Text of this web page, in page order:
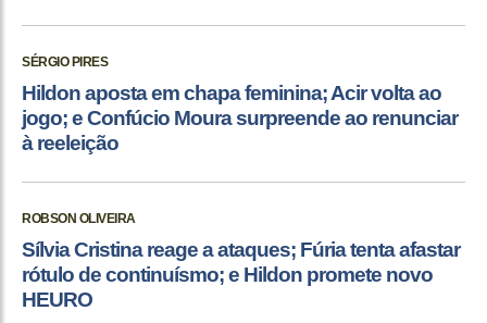
SÉRGIO PIRES
Hildon aposta em chapa feminina; Acir volta ao
jogo; e Confúcio Moura surpreende ao renunciar
à reeleição
ROBSON OLIVEIRA
Sílvia Cristina reage a ataques; Fúria tenta afastar
rótulo de continuísmo; e Hildon promete novo
HEURO